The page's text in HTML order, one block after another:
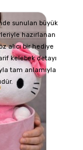
sunulan büyük
hazırlanan
alıcı bir hediye
kelebek detayı
tam anlamıyla